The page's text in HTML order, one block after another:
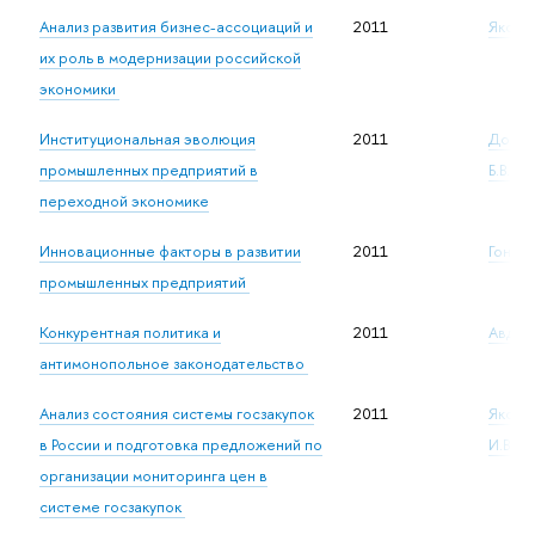
Анализ развития бизнес-ассоциаций и
их роль в модернизации российской
экономики
2011
Институциональная эволюция
промышленных предприятий в
переходной экономике
2011
Б.В.
Инновационные факторы в развитии
промышленных предприятий
2011
Конкурентная политика и
антимонопольное законодательство
2011
Анализ состояния системы госзакупок
в России и подготовка предложений по
организации мониторинга цен в
системе госзакупок
2011
И.В.